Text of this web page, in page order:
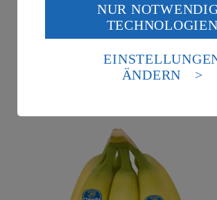
Wenn du auf „Aktivieren“ klickst, willigst
des Art. 49 Abs. 1 Satz 1 lit. a) DSGVO
Daten in den USA verarbeitet werden.
die USA als Land mit einem nach
Standards nicht angemessenen
Es besteht das Risiko eines Zugriffs durch
Informationen zum Herausgeber der
NUR
TECHNOLOGIEN
ÄNDERN